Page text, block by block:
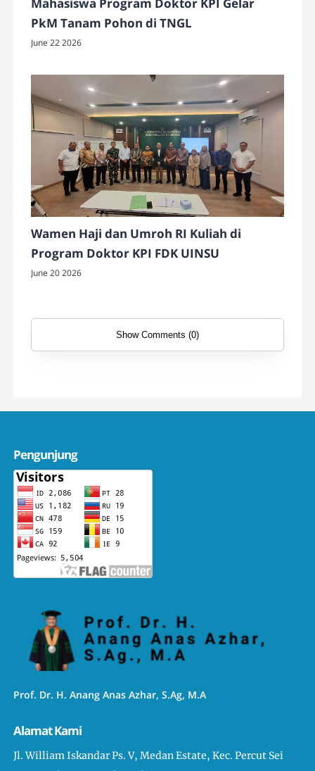
PkM Tanam Pohon di TNGL
June 22 2026
Wamen Haji dan Umroh RI Kuliah di
Program Doktor KPI FDK UINSU
June 20 2026
Show Comments (0)
Pengunjung
Prof. Dr. H. Anang Anas Azhar, S.Ag, M.A
Alamat Kami
Jl. William Iskandar Ps. V, Medan Estate, Kec. Percut Sei